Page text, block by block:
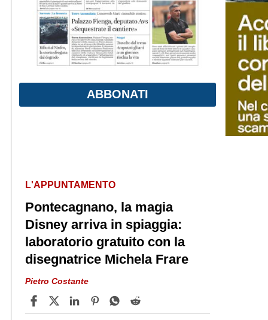
ABBONATI
L'APPUNTAMENTO
Pontecagnano, la magia
Disney arriva in spiaggia:
laboratorio gratuito con la
disegnatrice Michela Frare
Pietro Costante